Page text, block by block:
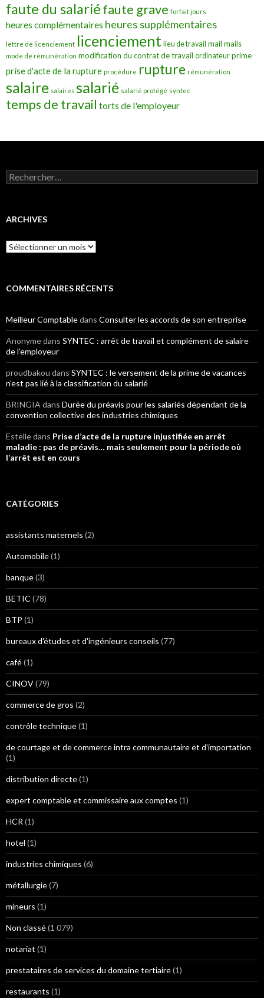
faute du salariéfaute grave forfait jours
heures complémentaires heures supplémentaires
lettre de licenciement licenciement lieu de travail mail mails
mode de rémunération modification du contrat de travail ordinateur prime
prise d'acte de la rupture procédure rupture rémunération
salaire salaires salarié salarié protégé syntec
temps de travail torts de l'employeur
Rechercher :
ARCHIVES
Archives
COMMENTAIRES RÉCENTS
Meilleur Comptabledans Consulter les accords de son entreprise
Anonymedans SYNTEC : arrêt de travail et complément de salaire
de l’employeur
proudbakou dans SYNTEC : le versement de la prime de vacances
n’est pas lié à la classification du salarié
BRINGIA dans Durée du préavis pour les salariés dépendant de la
convention collective des industries chimiques
Estelledans Prise d’acte de la rupture injustifiée en arrêt
maladie : pas de préavis… mais seulement pour la période où
l’arrêt est en cours
CATÉGORIES
assistants maternels (2)
Automobile(1)
banque(3)
BETIC (78)
BTP (1)
bureaux d'études et d'ingénieurs conseils (77)
café(1)
CINOV(79)
commerce de gros (2)
contrôle technique(1)
de courtage et de commerce intra communautaire et d'importation
(1)
distribution directe(1)
expert comptable et commissaire aux comptes (1)
HCR (1)
hotel (1)
industries chimiques (6)
métallurgie(7)
mineurs (1)
Non classé(1 079)
notariat (1)
prestataires de services du domaine tertiaire(1)
restaurants (1)